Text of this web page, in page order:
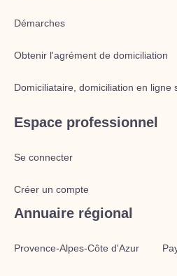
Démarches
Obtenir l'agrément de domiciliation
Domiciliataire, domiciliation en ligne
Espace professionnel
Se connecter
Créer un compte
Annuaire régional
Provence-Alpes-Côte d'Azur